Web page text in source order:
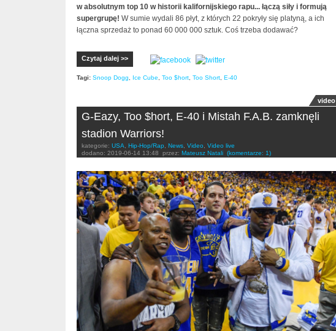
w absolutnym top 10 w historii kalifornijskiego rapu... łączą siły i formują
supergrupę! W sumie wydali 86 płyt, z których 22 pokryły się platyną, a ich
łączna sprzedaż to ponad 60 000 000 sztuk. Coś trzeba dodawać?
Czytaj dalej >>
Tagi: Snoop Dogg Ice Cube Too $hort Too Short E-40
video
G-Eazy, Too $hort, E-40 i Mistah F.A.B. zamknęli
stadion Warriors!
kategorie: USA Hip-Hop/Rap News Video
Video live
dodano: 2019-06-14 13:48 przez: Mateusz Natali (komentarze: 1)